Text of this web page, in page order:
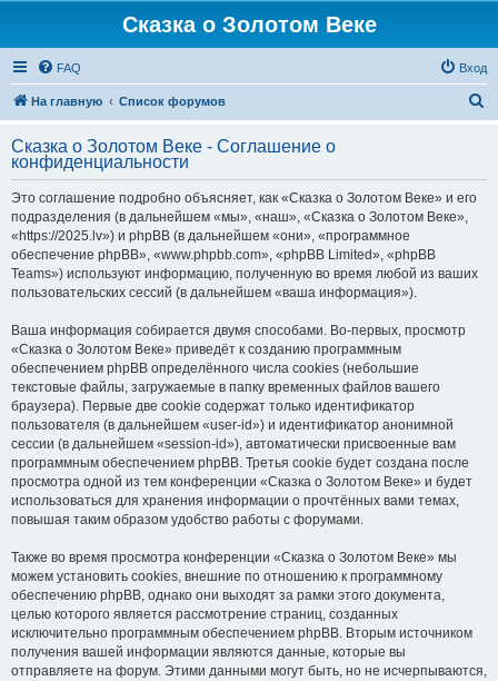
Сказка о Золотом Веке
FAQ Вход
На главную Список форумов
с
Сказка о Золотом Веке - Соглашение о
конфиденциальности
Это соглашение подробно объясняет, как «Сказка о Золотом Веке» и его
подразделения (в дальнейшем «мы», «наш», «Сказка о Золотом Веке»,
«https://2025.lv») и phpBB (в дальнейшем «они», «программное
обеспечение phpBB», «www.phpbb.com», «phpBB Limited», «phpBB
Teams») используют информацию, полученную во время любой из ваших
пользовательских сессий (в дальнейшем «ваша информация»).
Ваша информация собирается двумя способами. Во-первых, просмотр
«Сказка о Золотом Веке» приведёт к созданию программным
обеспечением phpBB определённого числа cookies (небольшие
текстовые файлы, загружаемые в папку временных файлов вашего
браузера). Первые две cookie содержат только идентификатор
пользователя (в дальнейшем «user-id») и идентификатор анонимной
сессии (в дальнейшем «session-id»), автоматически присвоенные вам
программным обеспечением phpBB. Третья cookie будет создана после
просмотра одной из тем конференции «Сказка о Золотом Веке» и будет
использоваться для хранения информации о прочтённых вами темах,
повышая таким образом удобство работы с форумами.
Также во время просмотра конференции «Сказка о Золотом Веке» мы
можем установить cookies, внешние по отношению к программному
обеспечению phpBB, однако они выходят за рамки этого документа,
целью которого является рассмотрение страниц, созданных
исключительно программным обеспечением phpBB. Вторым источником
получения вашей информации являются данные, которые вы
отправляете на форум. Этими данными могут быть, но не исчерпываются,